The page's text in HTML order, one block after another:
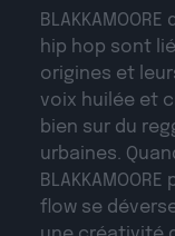
hip hop sont
origines et
voix huilée et
bien sur du
urbaines.
flow se